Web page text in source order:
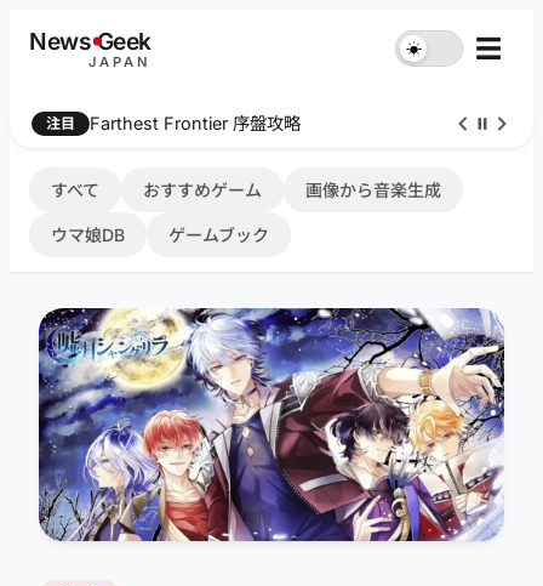
NewsGeek
JAPAN
☀︎ ☰
注目 Farthest Frontier 序盤攻略
すべて おすすめゲーム 画像から音楽生成
ウマ娘DB ゲームブック